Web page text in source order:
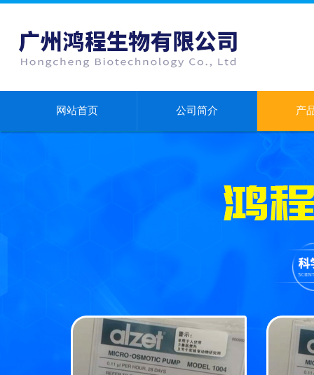
网站首页 公司简介 产